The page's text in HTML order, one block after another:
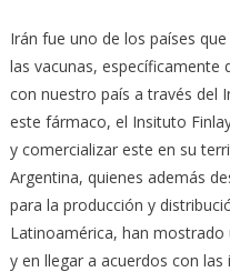
Irán fue uno de los países
las vacunas, específicamente
con nuestro país a través del
este fármaco, el Insituto
y comercializar este en su
Argentina, quienes además
para la producción y
Latinoamérica, han mostrado
y en llegar a acuerdos con